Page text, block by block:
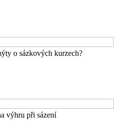
o sázkových kurzech?
výhru při sázení